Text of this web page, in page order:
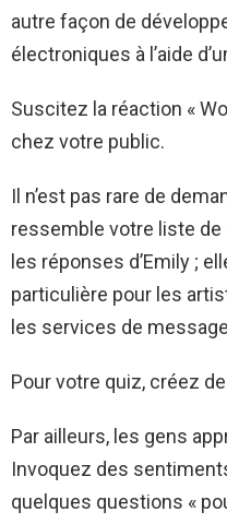
autre façon de
électroniques à l’aide
Suscitez la réaction «
chez votre public.
Il n’est pas rare de
ressemble votre liste de
les réponses d’Emily ;
particulière pour les
les services de
Pour votre quiz, créez
Par ailleurs, les gens
Invoquez des
quelques questions «